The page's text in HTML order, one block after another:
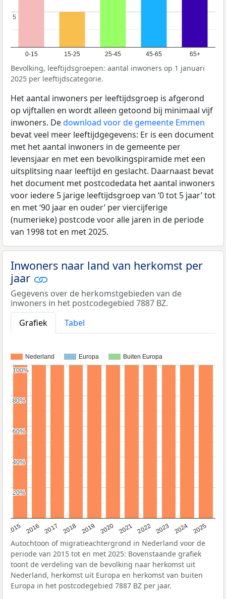
0-15 15-25 25-45 45-65 65+
5
5
Bevolking, leeftijdsgroepen: aantal inwoners op 1 januari
2025 per leeftijdscategorie.
Het aantal inwoners per leeftijdsgroep is afgerond
op vijftallen en wordt alleen getoond bij minimaal vijf
inwoners. Dedownload voor de gemeente Emmen
bevat veel meer leeftijdgegevens: Er is een document
met het aantal inwoners in de gemeente per
levensjaar en met een bevolkingspiramide met een
uitsplitsing naar leeftijd en geslacht. Daarnaast bevat
het document met postcodedata het aantal inwoners
voor iedere 5 jarige leeftijdsgroep van ‘0 tot 5 jaar’ tot
en met ‘90 jaar en ouder’ per viercijferige
(numerieke) postcode voor alle jaren in de periode
van 1998 tot en met 2025.
Inwoners naar land van herkomst per
jaar
Gegevens over de herkomstgebieden van de
inwoners in het postcodegebied 7887 BZ.
Grafiek
Tabel
Nederland Europa Buiten Europa
2015 2016 2017 2018 2019 2020 2021 2022 2023 2024 2025
20%
20%
40%
40%
60%
60%
80%
80%
100%
100%
Autochtoon of migratieachtergrond in Nederland voor de
periode van 2015 tot en met 2025: Bovenstaande grafiek
toont de verdeling van de bevolking naar herkomst uit
Nederland, herkomst uit Europa en herkomst van buiten
Europa in het postcodegebied 7887 BZ per jaar.